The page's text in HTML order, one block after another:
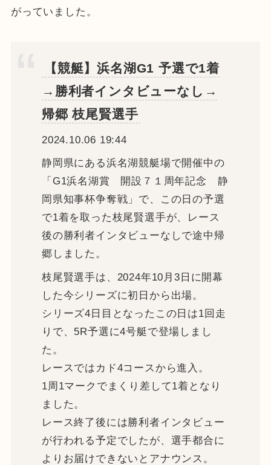
がっていました。
【競艇】浜名湖G1 予選で1着
→勝利者インタビューなし→
帰郷 枝尾賢選手
2024.10.06 19:44
静岡県にある浜名湖競艇場で開催中の
「G1浜名湖賞 開設７１周年記念 静
岡県知事杯争奪戦」で、この日の予選
で1着を取った枝尾賢選手が、レース
後の勝利者インタビューなしで途中帰
郷しました。
枝尾賢選手は、2024年10月3日に開幕
した今シリーズに初日から出場。
シリーズ4日目となったこの日は1回走
りで、5R予選に4号艇で登場しまし
た。
レースではカド4コースから進入。
1周1マークでまくり差して1着となり
ました。
レース終了後には勝利者インタビュー
が行われる予定でしたが、選手都合に
よりお届けできないとアナウンス。